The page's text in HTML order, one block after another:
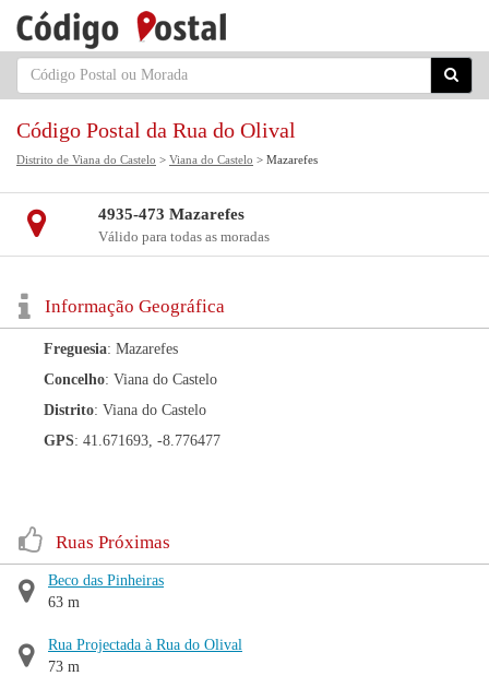
Código Postal da Rua do Olival
Distrito de Viana do Castelo > Viana do Castelo > Mazarefes
4935-473 Mazarefes
Válido para todas as moradas
Informação Geográfica
Freguesia: Mazarefes
Concelho: Viana do Castelo
Distrito: Viana do Castelo
GPS: 41.671693, -8.776477
Ruas Próximas
Beco das Pinheiras
63 m
Rua Projectada à Rua do Olival
73 m